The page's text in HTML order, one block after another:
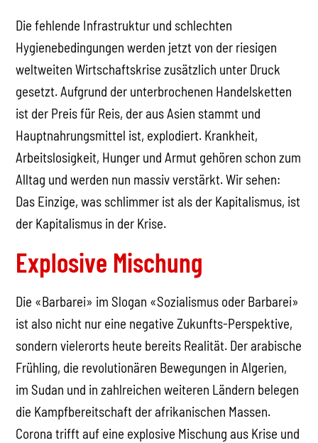
Die fehlende Infrastruktur und schlechten
Hygienebedingungen werden jetzt von der riesigen
weltweiten Wirtschaftskrise zusätzlich unter Druck
gesetzt. Aufgrund der unterbrochenen Handelsketten
ist der Preis für Reis, der aus Asien stammt und
Hauptnahrungsmittel ist, explodiert. Krankheit,
Arbeitslosigkeit, Hunger und Armut gehören schon zum
Alltag und werden nun massiv verstärkt. Wir sehen:
Das Einzige, was schlimmer ist als der Kapitalismus, ist
der Kapitalismus in der Krise.
Explosive Mischung
Die «Barbarei» im Slogan «Sozialismus oder Barbarei»
ist also nicht nur eine negative Zukunfts-Perspektive,
sondern vielerorts heute bereits Realität. Der arabische
Frühling, die revolutionären Bewegungen in Algerien,
im Sudan und in zahlreichen weiteren Ländern belegen
die Kampfbereitschaft der afrikanischen Massen.
Corona trifft auf eine explosive Mischung aus Krise und